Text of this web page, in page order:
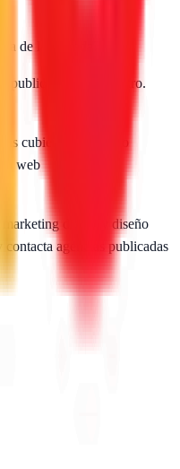
de la Cañada
publicadas. Sin registro.
cubiertas
web
digital y diseño
agencias publicadas